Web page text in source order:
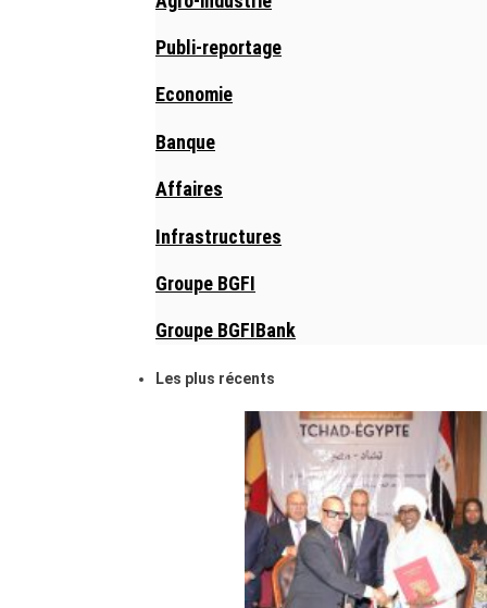
Publi-reportage
Economie
Banque
Affaires
Infrastructures
Groupe BGFI
Groupe BGFIBank
Les plus récents